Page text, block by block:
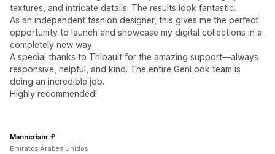
textures, and intricate details. The results look fantastic.
As an independent fashion designer, this gives me the perfect
opportunity to launch and showcase my digital collections in a
completely new way.
A special thanks to Thibault for the amazing support—always
responsive, helpful, and kind. The entire GenLook team is
doing an incredible job.
Highly recommended!
Mannerism
Emiratos Árabes Unidos